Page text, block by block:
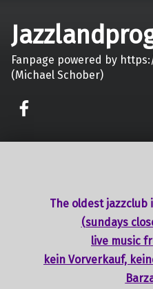
Fanpage powered by
(Michael Schober)
The oldest jazzclub
(sundays
live music
kein Vorverkauf,